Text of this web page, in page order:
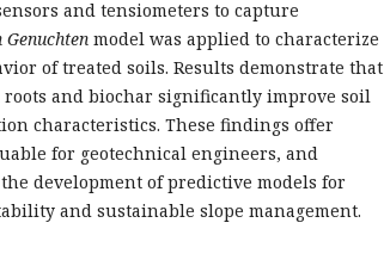
and tensiometers to capture
Genuchten model was applied to characterize
of treated soils. Results demonstrate that
and biochar significantly improve soil
characteristics. These findings offer
for geotechnical engineers, and
development of predictive models for
and sustainable slope management.